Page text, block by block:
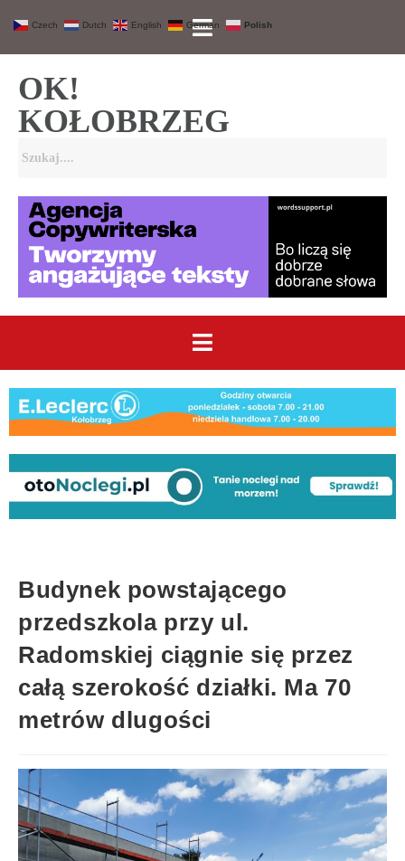
OK!
KOŁOBRZEG
Budynek powstającego
przedszkola przy ul.
Radomskiej ciągnie się przez
całą szerokość działki. Ma 70
metrów dlugości
Czech Dutch English German Polish